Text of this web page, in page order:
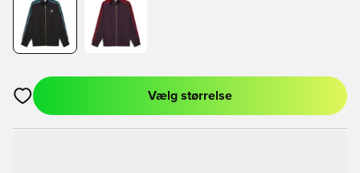
Åbner en Modal til at logge ind eller tilmelde dig som medlem
Vælg størrelse